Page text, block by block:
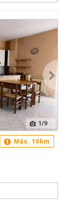
1/9
Máx. 10km